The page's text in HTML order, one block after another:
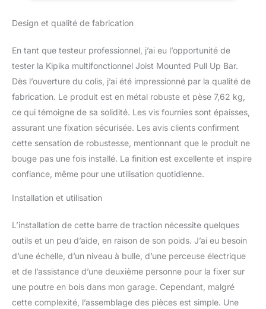
hauteur, ce qui vous
personnaliser en
fonction de vos
préférences et de votre
Grip】La barre de
traction dispose de 4
positions de prise
différentes qui vous
permettent de travailler
haut de votre corps.
ou une prise angulaire
pour activer votre dos,
vos épaules, votre
abdominaux. 💯【Add
More Variety To Your
Routine】La barre de
Design et qualité de fabrication
En tant que testeur professionnel, j’ai eu l’opportunité de
tester la Kipika multifonctionnel Joist Mounted Pull Up Bar.
Dès l’ouverture du colis, j’ai été impressionné par la qualité de
fabrication. Le produit est en métal robuste et pèse 7,62 kg,
ce qui témoigne de sa solidité. Les vis fournies sont épaisses,
assurant une fixation sécurisée. Les avis clients confirment
cette sensation de robustesse, mentionnant que le produit ne
bouge pas une fois installé. La finition est excellente et inspire
confiance, même pour une utilisation quotidienne.
Installation et utilisation
L’installation de cette barre de traction nécessite quelques
outils et un peu d’aide, en raison de son poids. J’ai eu besoin
d’une échelle, d’un niveau à bulle, d’une perceuse électrique
et de l’assistance d’une deuxième personne pour la fixer sur
une poutre en bois dans mon garage. Cependant, malgré
cette complexité, l’assemblage des pièces est simple. Une